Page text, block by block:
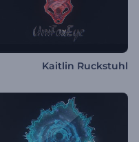
Kaitlin Ruckstuhl